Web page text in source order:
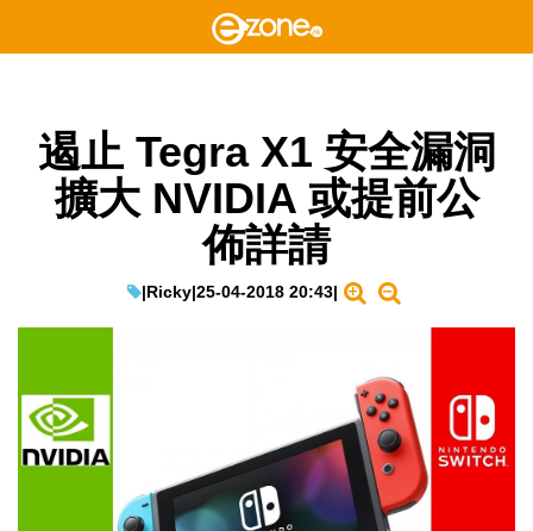
遏止 Tegra X1 安全漏洞
擴大 NVIDIA 或提前公
佈詳請
|Ricky|25-04-2018 20:43|